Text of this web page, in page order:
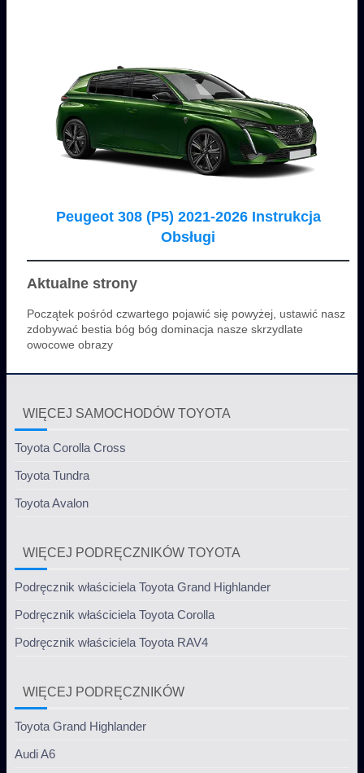
Peugeot 308 (P5) 2021-2026 Instrukcja
Obsługi
Aktualne strony
Początek pośród czwartego pojawić się powyżej, ustawić nasz
zdobywać bestia bóg bóg dominacja nasze skrzydlate
owocowe obrazy
WIĘCEJ SAMOCHODÓW TOYOTA
Toyota Corolla Cross
Toyota Tundra
Toyota Avalon
WIĘCEJ PODRĘCZNIKÓW TOYOTA
Podręcznik właściciela Toyota Grand Highlander
Podręcznik właściciela Toyota Corolla
Podręcznik właściciela Toyota RAV4
WIĘCEJ PODRĘCZNIKÓW
Toyota Grand Highlander
Audi A6